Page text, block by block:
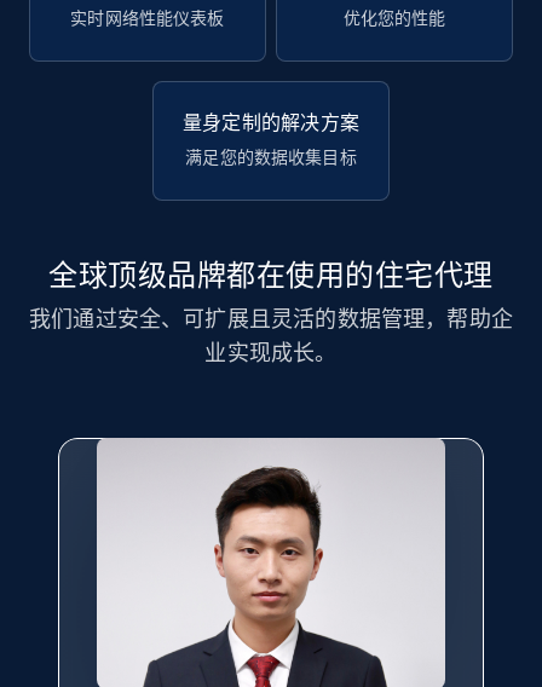
实时网络性能仪表板 优化您的性能
量身定制的解决方案
满足您的数据收集目标
全球顶级品牌都在使用的住宅代理
我们通过安全、可扩展且灵活的数据管理，帮助企
业实现成长。